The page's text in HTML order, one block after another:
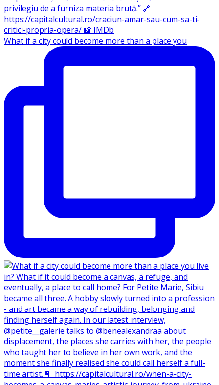
What if a city could become more than a place you